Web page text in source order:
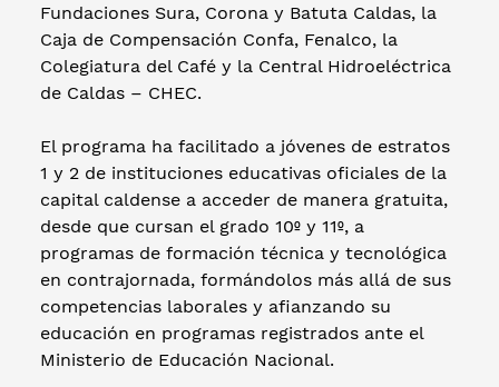
Fundaciones Sura, Corona y Batuta Caldas, la
Caja de Compensación Confa, Fenalco, la
Colegiatura del Café y la Central Hidroeléctrica
de Caldas – CHEC.
El programa ha facilitado a jóvenes de estratos
1 y 2 de instituciones educativas oficiales de la
capital caldense a acceder de manera gratuita,
desde que cursan el grado 10º y 11º, a
programas de formación técnica y tecnológica
en contrajornada, formándolos más allá de sus
competencias laborales y afianzando su
educación en programas registrados ante el
Ministerio de Educación Nacional.